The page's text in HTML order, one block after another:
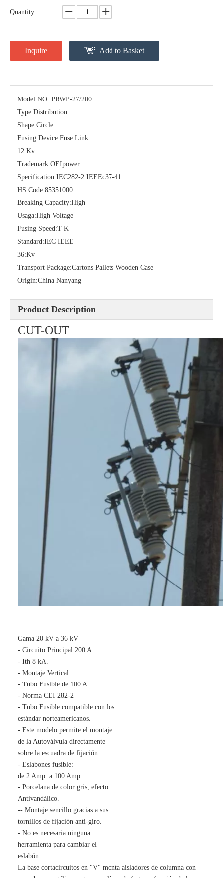
Polymer Fuse Cutout, Drop out Fuses 27 Kv 200A
Polymer Fuse Cutout, Drop out Fuses 12 Kv 300A
Quantity:
Inquire Add to Basket
Model NO.:PRWP-27/200
Type:Distribution
Shape:Circle
Fusing Device:Fuse Link
12:Kv
Trademark:OEIpower
Specification:IEC282-2 IEEEc37-41
HS Code:85351000
Breaking Capacity:High
Usaga:High Voltage
Fusing Speed:T K
Standard:IEC IEEE
36:Kv
Transport Package:Cartons Pallets Wooden Case
Origin:China Nanyang
Product Description
CUT-OUT
Gama 20 kV a 36 kV
- Circuito Principal 200 A
- Ith 8 kA.
- Montaje Vertical
- Tubo Fusible de 100 A
- Norma CEI 282-2
- Tubo Fusible compatible con los
estándar norteamericanos.
- Este modelo permite el montaje
de la Autoválvula directamente
sobre la escuadra de fijación.
- Eslabones fusible:
de 2 Amp. a 100 Amp.
- Porcelana de color gris, efecto
Antivandálico.
-- Montaje sencillo gracias a sus
tornillos de fijación anti-giro.
- No es necesaria ninguna
herramienta para cambiar el
eslabón
La base cortacircuitos en "V" monta aisladores de columna con